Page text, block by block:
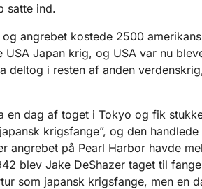
satte ind.
angrebet kostede 2500
Japan krig, og USA var nu
deltog i resten af anden
dag af toget i Tokyo og fik
krigsfange”, og den handlede
angrebet på Pearl Harbor havde
blev Jake DeShazer taget til
som japansk krigsfange, men en